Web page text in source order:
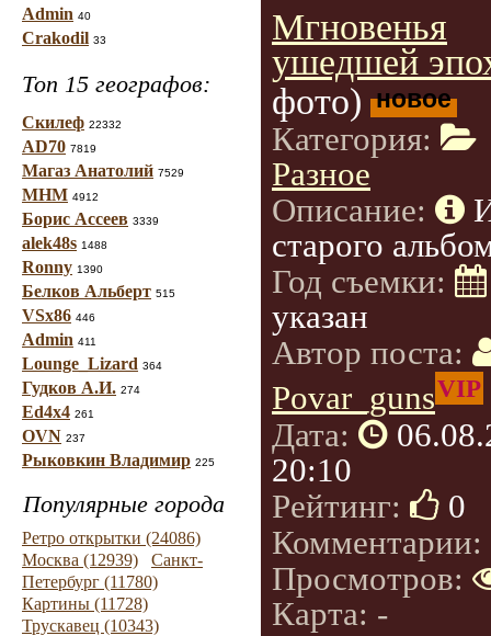
Admin 40
Crakodil 33
Топ 15 географов:
Скилеф 22332
AD70 7819
Магаз Анатолий 7529
МНМ 4912
Борис Ассеев 3339
alek48s 1488
Ronny 1390
Белков Альберт 515
VSx86 446
Admin 411
Lounge_Lizard 364
Гудков А.И. 274
Ed4x4 261
OVN 237
Рыковкин Владимир 225
Популярные города
Ретро открытки (24086)
Москва (12939)
Санкт-
Петербург (11780)
Картины (11728)
Трускавец (10343)
Мгновенья
ушедшей
фото) новое
Категория:
Разное
Описание:
старого
Год съемки:
указан
Автор поста:
Povar_gunsVIP
Дата:
20:10
Рейтинг:
0
Комментарии:
Просмотров:
Карта: -